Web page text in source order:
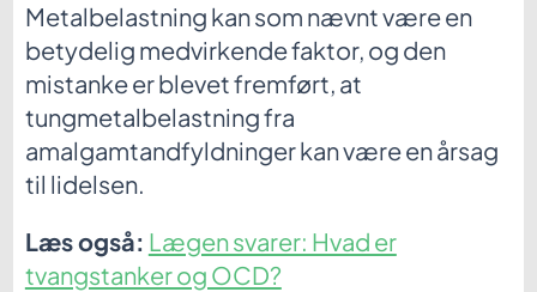
Metalbelastning kan som nævnt være en
betydelig medvirkende faktor, og den
mistanke er blevet fremført, at
tungmetalbelastning fra
amalgamtandfyldninger kan være en årsag
til lidelsen.
Læs også: Lægen svarer: Hvad er
tvangstanker og OCD?